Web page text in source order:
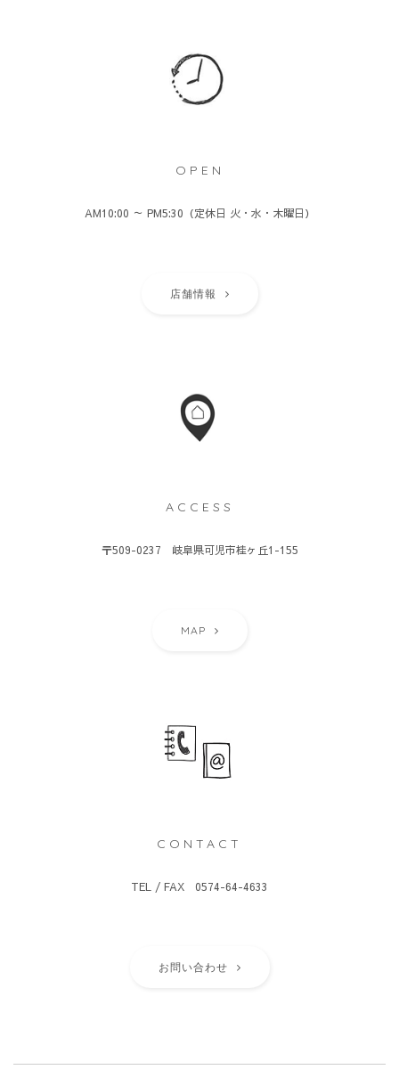
OPEN
AM10:00 ～ PM5:30（定休日 火・水・木曜日）
店舗情報
ACCESS
〒509-0237 岐阜県可児市桂ヶ丘1-155
MAP
CONTACT
TEL / FAX 0574-64-4633
お問い合わせ